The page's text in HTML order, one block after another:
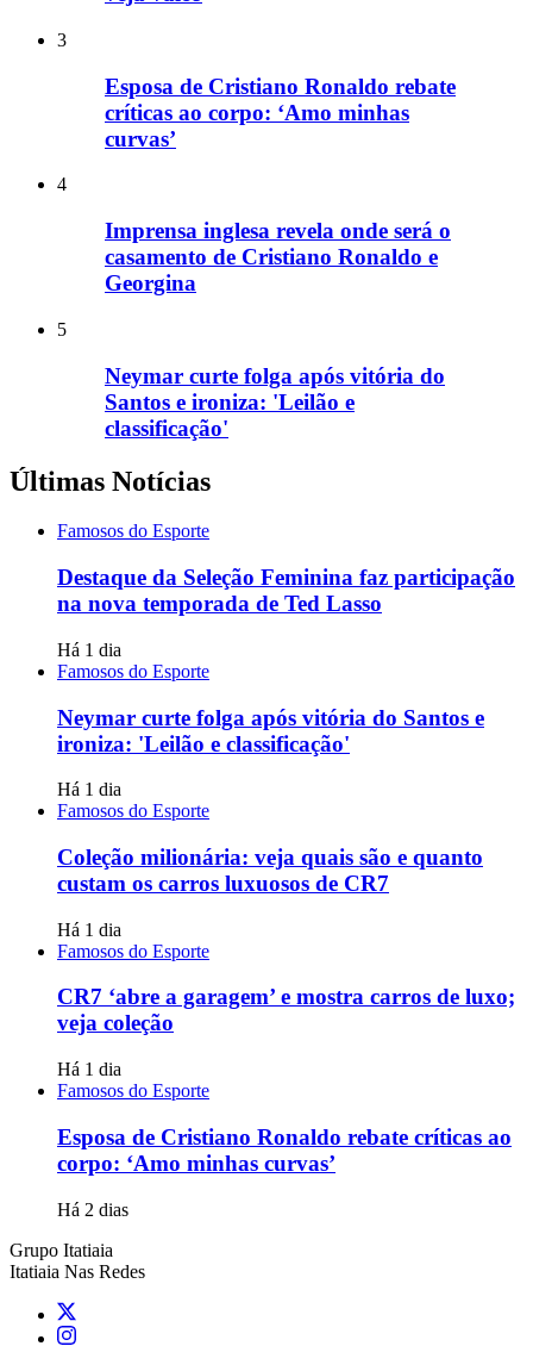
3
Esposa de Cristiano Ronaldo rebate
críticas ao corpo: ‘Amo minhas
curvas’
4
Imprensa inglesa revela onde será o
casamento de Cristiano Ronaldo e
Georgina
5
Neymar curte folga após vitória do
Santos e ironiza: 'Leilão e
classificação'
Últimas Notícias
Famosos do Esporte
Destaque da Seleção Feminina faz participação
na nova temporada de Ted Lasso
Há 1 dia
Famosos do Esporte
Neymar curte folga após vitória do Santos e
ironiza: 'Leilão e classificação'
Há 1 dia
Famosos do Esporte
Coleção milionária: veja quais são e quanto
custam os carros luxuosos de CR7
Há 1 dia
Famosos do Esporte
CR7 ‘abre a garagem’ e mostra carros de luxo;
veja coleção
Há 1 dia
Famosos do Esporte
Esposa de Cristiano Ronaldo rebate críticas ao
corpo: ‘Amo minhas curvas’
Há 2 dias
Grupo Itatiaia
Itatiaia Nas Redes